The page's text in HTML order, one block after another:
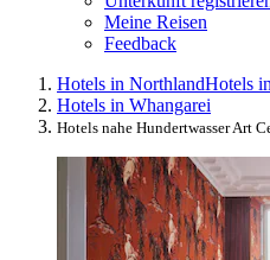
Meine Reisen
Feedback
Hotels in NorthlandHotels
Hotels in Whangarei
Hotels nahe Hundertwasser Art